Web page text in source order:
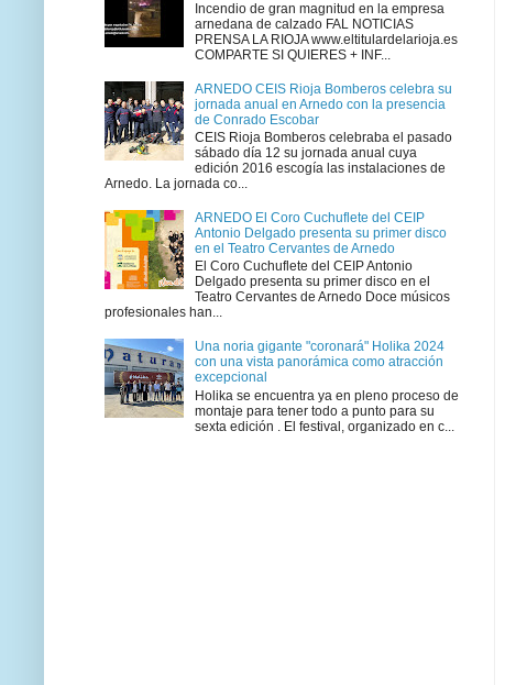
Incendio de gran magnitud en la empresa
arnedana de calzado FAL NOTICIAS
PRENSA LA RIOJA www.eltitulardelarioja.es
COMPARTE SI QUIERES + INF...
ARNEDO CEIS Rioja Bomberos celebra su
jornada anual en Arnedo con la presencia
de Conrado Escobar
CEIS Rioja Bomberos celebraba el pasado
sábado día 12 su jornada anual cuya
edición 2016 escogía las instalaciones de
Arnedo. La jornada co...
ARNEDO El Coro Cuchuflete del CEIP
Antonio Delgado presenta su primer disco
en el Teatro Cervantes de Arnedo
El Coro Cuchuflete del CEIP Antonio
Delgado presenta su primer disco en el
Teatro Cervantes de Arnedo Doce músicos
profesionales han...
Una noria gigante "coronará" Holika 2024
con una vista panorámica como atracción
excepcional
Holika se encuentra ya en pleno proceso de
montaje para tener todo a punto para su
sexta edición . El festival, organizado en c...